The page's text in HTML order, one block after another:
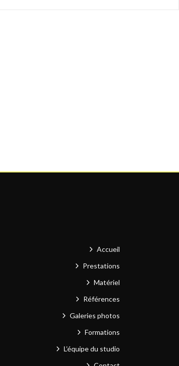
Accueil
Prestations
Matériel
Références
Galeries photos
Formations
L’équipe du studio